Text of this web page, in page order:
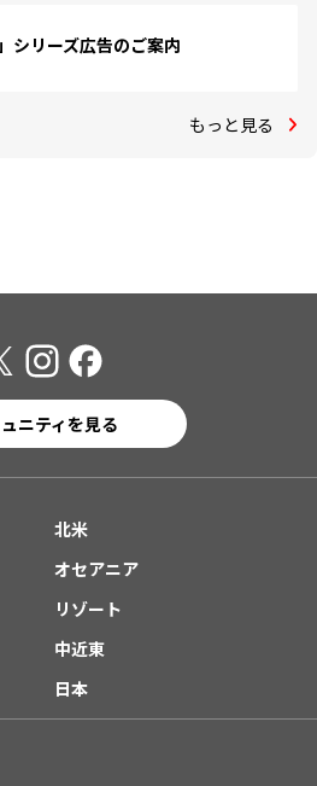
シリーズ広告のご案内
もっと見る
ニティを見る
北米
オセアニア
リゾート
中近東
日本